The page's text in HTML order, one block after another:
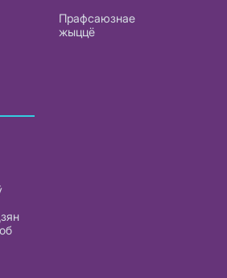
Прафсаюзнае
жыццё